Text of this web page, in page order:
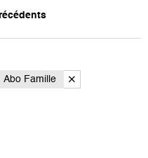
Abo Famille